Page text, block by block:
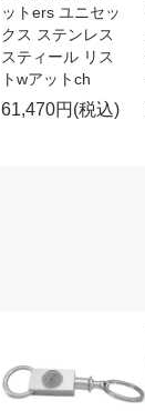
ットers ユニセッ
クス ステンレス
スティール リス
トwアットch
61,470円(税込)